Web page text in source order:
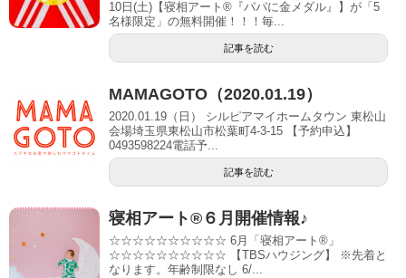
10日(土)【寝相アート®︎『パパに金メダル』】が「5
名様限定」の無料開催！！！毎...
記事を読む
MAMAGOTO（2020.01.19）
2020.01.19（日） シルピアマイホームタウン 東松山
会場埼玉県東松山市松葉町4-3-15 【予約申込】
0493598224電話予...
記事を読む
寝相アート®６月開催情報♪
☆☆☆☆☆☆☆☆☆☆ 6月「寝相アート®︎」
☆☆☆☆☆☆☆☆☆☆ 【TBSハウジング】 ※先着と
なります。年齢制限なし 6/...